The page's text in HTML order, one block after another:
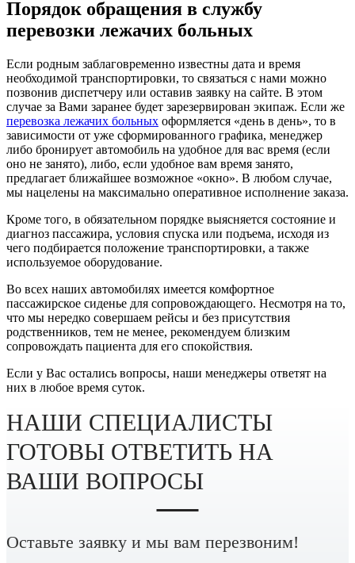
Порядок обращения в службу
перевозки лежачих больных
Если родным заблаговременно известны дата и время
необходимой транспортировки, то связаться с нами можно
позвонив диспетчеру или оставив заявку на сайте. В этом
случае за Вами заранее будет зарезервирован экипаж. Если же
перевозка лежачих больных оформляется «день в день», то в
зависимости от уже сформированного графика, менеджер
либо бронирует автомобиль на удобное для вас время (если
оно не занято), либо, если удобное вам время занято,
предлагает ближайшее возможное «окно». В любом случае,
мы нацелены на максимально оперативное исполнение заказа.
Кроме того, в обязательном порядке выясняется состояние и
диагноз пассажира, условия спуска или подъема, исходя из
чего подбирается положение транспортировки, а также
используемое оборудование.
Во всех наших автомобилях имеется комфортное
пассажирское сиденье для сопровождающего. Несмотря на то,
что мы нередко совершаем рейсы и без присутствия
родственников, тем не менее, рекомендуем близким
сопровождать пациента для его спокойствия.
Если у Вас остались вопросы, наши менеджеры ответят на
них в любое время суток.
НАШИ СПЕЦИАЛИСТЫ
ГОТОВЫ ОТВЕТИТЬ НА
ВАШИ ВОПРОСЫ
Оставьте заявку и мы вам перезвоним!